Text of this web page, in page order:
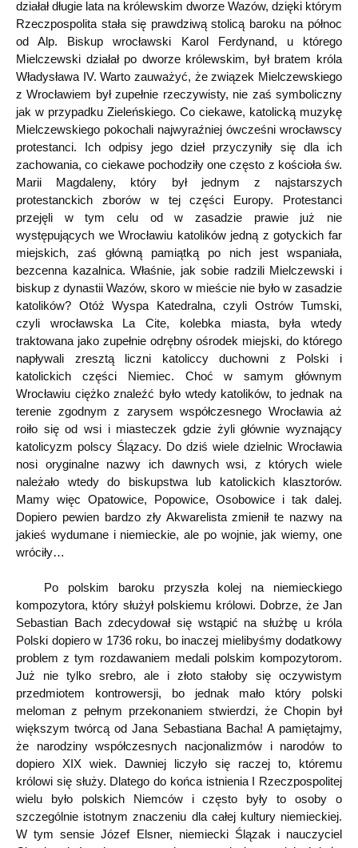
działał długie lata na królewskim dworze Wazów, dzięki którym
Rzeczpospolita stała się prawdziwą stolicą baroku na północ
od Alp. Biskup wrocławski Karol Ferdynand, u którego
Mielczewski działał po dworze królewskim, był bratem króla
Władysława IV. Warto zauważyć, że związek Mielczewskiego
z Wrocławiem był zupełnie rzeczywisty, nie zaś symboliczny
jak w przypadku Zieleńskiego. Co ciekawe, katolicką muzykę
Mielczewskiego pokochali najwyraźniej ówcześni wrocławscy
protestanci. Ich odpisy jego dzieł przyczyniły się dla ich
zachowania, co ciekawe pochodziły one często z kościoła św.
Marii Magdaleny, który był jednym z najstarszych
protestanckich zborów w tej części Europy. Protestanci
przejęli w tym celu od w zasadzie prawie już nie
występujących we Wrocławiu katolików jedną z gotyckich far
miejskich, zaś główną pamiątką po nich jest wspaniała,
bezcenna kazalnica. Właśnie, jak sobie radzili Mielczewski i
biskup z dynastii Wazów, skoro w mieście nie było w zasadzie
katolików? Otóż Wyspa Katedralna, czyli Ostrów Tumski,
czyli wrocławska La Cite, kolebka miasta, była wtedy
traktowana jako zupełnie odrębny ośrodek miejski, do którego
napływali zresztą liczni katoliccy duchowni z Polski i
katolickich części Niemiec. Choć w samym głównym
Wrocławiu ciężko znaleźć było wtedy katolików, to jednak na
terenie zgodnym z zarysem współczesnego Wrocławia aż
roiło się od wsi i miasteczek gdzie żyli głównie wyznający
katolicyzm polscy Ślązacy. Do dziś wiele dzielnic Wrocławia
nosi oryginalne nazwy ich dawnych wsi, z których wiele
należało wtedy do biskupstwa lub katolickich klasztorów.
Mamy więc Opatowice, Popowice, Osobowice i tak dalej.
Dopiero pewien bardzo zły Akwarelista zmienił te nazwy na
jakieś wydumane i niemieckie, ale po wojnie, jak wiemy, one
wróciły…
Po polskim baroku przyszła kolej na niemieckiego
kompozytora, który służył polskiemu królowi. Dobrze, że Jan
Sebastian Bach zdecydował się wstąpić na służbę u króla
Polski dopiero w 1736 roku, bo inaczej mielibyśmy dodatkowy
problem z tym rozdawaniem medali polskim kompozytorom.
Już nie tylko srebro, ale i złoto stałoby się oczywistym
przedmiotem kontrowersji, bo jednak mało który polski
meloman z pełnym przekonaniem stwierdzi, że Chopin był
większym twórcą od Jana Sebastiana Bacha! A pamiętajmy,
że narodziny współczesnych nacjonalizmów i narodów to
dopiero XIX wiek. Dawniej liczyło się raczej to, któremu
królowi się służy. Dlatego do końca istnienia I Rzeczpospolitej
wielu było polskich Niemców i często były to osoby o
szczególnie istotnym znaczeniu dla całej kultury niemieckiej.
W tym sensie Józef Elsner, niemiecki Ślązak i nauczyciel